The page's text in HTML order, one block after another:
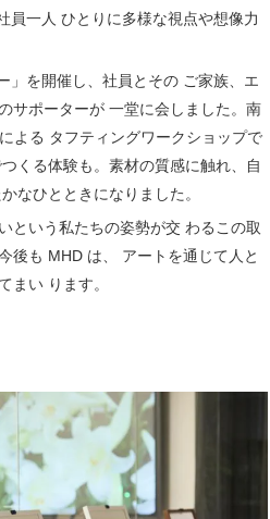
員一人 ひとりに多様な視点や想像力
」を開催し、社員とその ご家族、エ
サポーターが 一堂に会しました。南
よる タフティングワークショップで
くる体験も。素材の質感に触れ、自
なひとときになりました。
という私たちの姿勢が交 わるこの取
後も MHD は、 アートを通じて人と
まい ります。